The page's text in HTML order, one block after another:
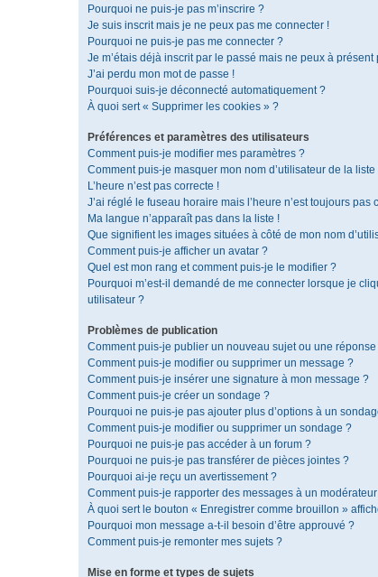
Pourquoi ne puis-je pas m’inscrire ?
Je suis inscrit mais je ne peux pas me connecter !
Pourquoi ne puis-je pas me connecter ?
Je m’étais déjà inscrit par le passé mais ne peux à
J’ai perdu mon mot de passe !
Pourquoi suis-je déconnecté automatiquement ?
À quoi sert « Supprimer les cookies » ?
Préférences et paramètres des utilisateurs
Comment puis-je modifier mes paramètres ?
Comment puis-je masquer mon nom d’utilisateur de la
L’heure n’est pas correcte !
J’ai réglé le fuseau horaire mais l’heure n’est toujours pas
Ma langue n’apparaît pas dans la liste !
Que signifient les images situées à côté de mon nom
Comment puis-je afficher un avatar ?
Quel est mon rang et comment puis-je le modifier ?
Pourquoi m’est-il demandé de me connecter lorsque je
utilisateur ?
Problèmes de publication
Comment puis-je publier un nouveau sujet ou une réponse
Comment puis-je modifier ou supprimer un message ?
Comment puis-je insérer une signature à mon message ?
Comment puis-je créer un sondage ?
Pourquoi ne puis-je pas ajouter plus d’options à un
Comment puis-je modifier ou supprimer un sondage ?
Pourquoi ne puis-je pas accéder à un forum ?
Pourquoi ne puis-je pas transférer de pièces jointes ?
Pourquoi ai-je reçu un avertissement ?
Comment puis-je rapporter des messages à un
À quoi sert le bouton « Enregistrer comme brouillon »
Pourquoi mon message a-t-il besoin d’être approuvé ?
Comment puis-je remonter mes sujets ?
Mise en forme et types de sujets